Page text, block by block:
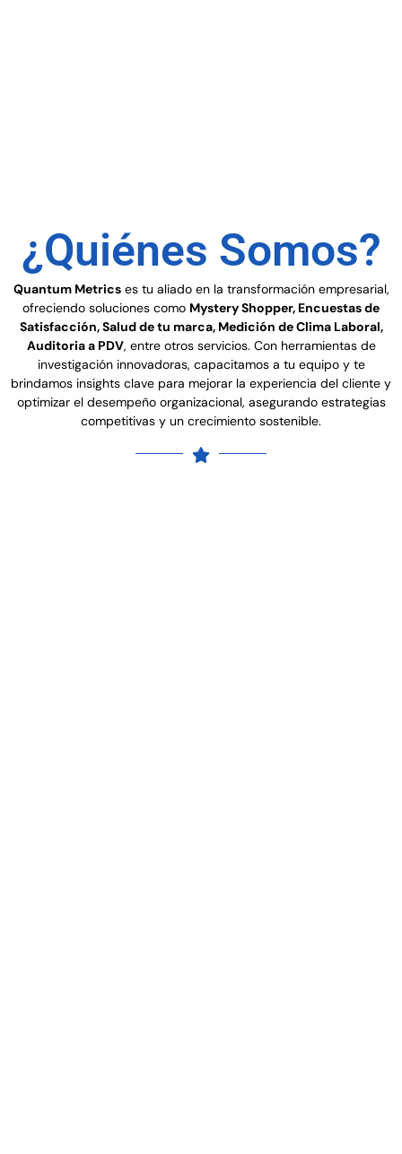
¿Quiénes Somos?
Quantum Metricses tu aliado en la transformación empresarial,
ofreciendo soluciones como Mystery Shopper, Encuestas de
Satisfacción, Salud de tu marca, Medición de Clima Laboral,
Auditoria a PDV, entre otros servicios. Con herramientas de
investigación innovadoras, capacitamos a tu equipo y te
brindamos insights clave para mejorar la experiencia del cliente y
optimizar el desempeño organizacional, asegurando estrategias
competitivas y un crecimiento sostenible.